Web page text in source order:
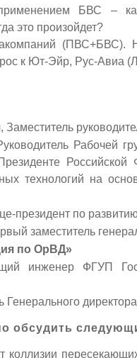
БВС –
это произойдет?
(ПВС+БВС).
к Ют-Эйр, Рус-Авиа
, Заместитель
Рабочей
технологий на
президент по
заместитель
по ОрВД»
инженер ФГУП
Генерального
обсудить
коллизии